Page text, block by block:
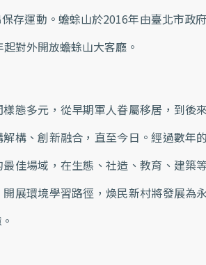
存運動。蟾蜍山於2016年由臺北市政
對外開放蟾蜍山大客廳。
態多元，從早期軍人眷屬移居，到
構、創新融合，直至今日。經過數
佳場域，在生態、社造、教育、建
展環境學習路徑，煥民新村將發展